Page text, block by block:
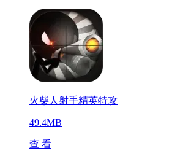
火柴人射手精英特攻
49.4MB
查 看